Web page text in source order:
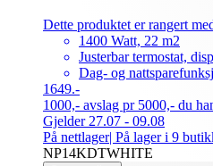
Dette produktet er rangert
1400 Watt, 22 m2
Justerbar termostat,
Dag- og
1649.-
1000,- avslag pr 5000,- du
Gjelder 27.07 - 09.08
På nettlager| På lager i 9
NP14KDTWHITE